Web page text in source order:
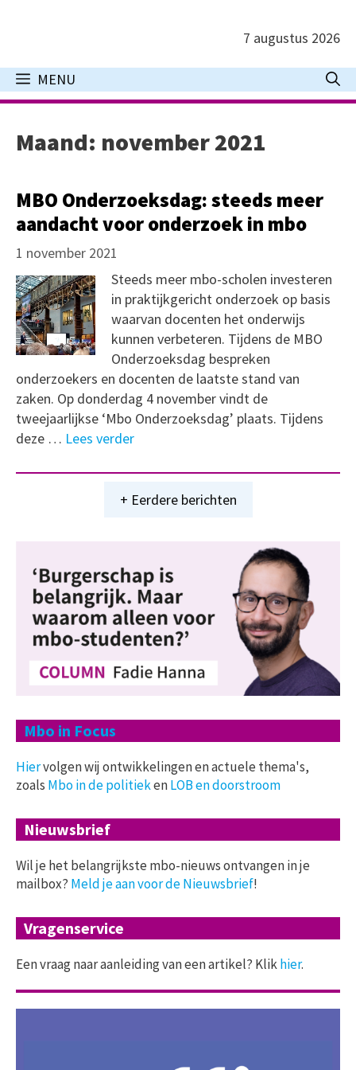
inhoud
7 augustus 2026
MENU
Maand: november 2021
MBO Onderzoeksdag: steeds meer
aandacht voor onderzoek in mbo
1 november 2021
Steeds meer mbo-scholen investeren
in praktijkgericht onderzoek op basis
waarvan docenten het onderwijs
kunnen verbeteren. Tijdens de MBO
Onderzoeksdag bespreken
onderzoekers en docenten de laatste stand van
zaken. Op donderdag 4 november vindt de
tweejaarlijkse ‘Mbo Onderzoeksdag’ plaats. Tijdens
deze … Lees verder
+ Eerdere berichten
Mbo in Focus
Hiervolgen wij ontwikkelingen en actuele thema's,
zoals Mbo in de politiekenLOB en doorstroom
Nieuwsbrief
Wil je het belangrijkste mbo-nieuws ontvangen in je
mailbox? Meld je aan voor de Nieuwsbrief!
Vragenservice
Een vraag naar aanleiding van een artikel? Klikhier.